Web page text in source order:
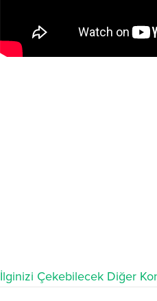
İlginizi Çekebilecek Diğer